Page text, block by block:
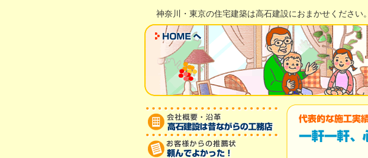
神奈川・東京の住宅建築は高石建設におまかせください。